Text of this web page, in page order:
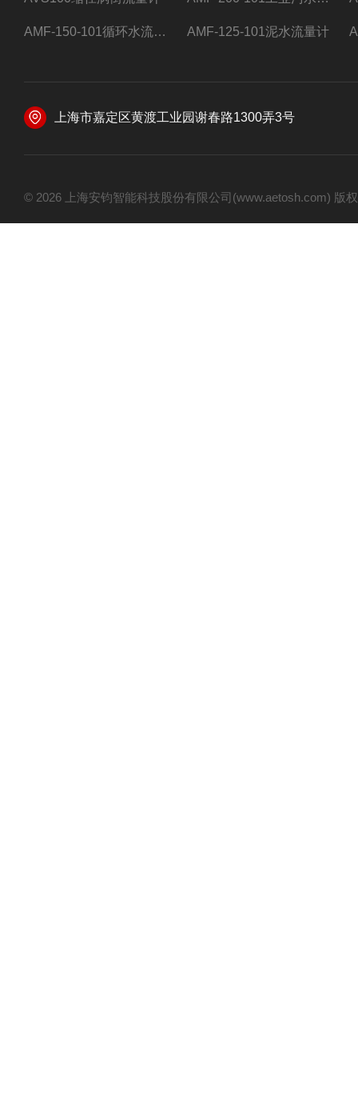
AMF-150-101循环水流量计,电磁流量计 AMF-125-101泥水流量计
上海市嘉定区黄渡工业园谢春路1300弄3号
© 2026 上海安钧智能科技股份有限公司(www.aetosh.com)